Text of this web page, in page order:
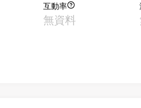
互動率
無資料